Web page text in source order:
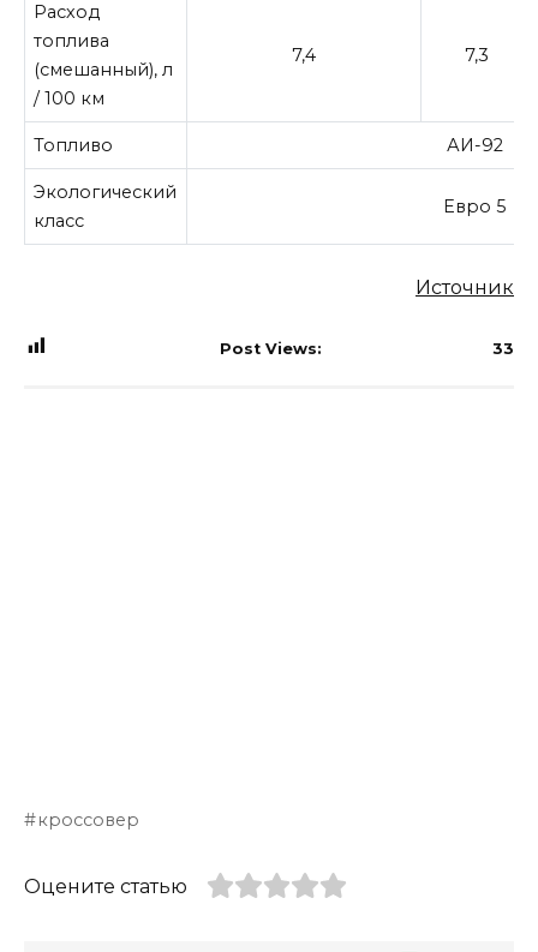
Расход
топлива
(смешанный), л
/ 100 км
7,4 7,3
Топливо АИ-92
Экологический
класс
Евро 5
Источник
Post Views: 33
кроссовер
Оцените статью